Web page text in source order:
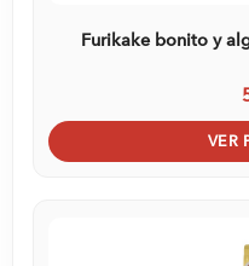
Furikake bonito y
VER